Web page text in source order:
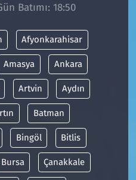
Batımı: 18:50
Afyonkarahisar
Amasya Ankara
Artvin Aydın
Batman
Bingöl Bitlis
Bursa Çanakkale